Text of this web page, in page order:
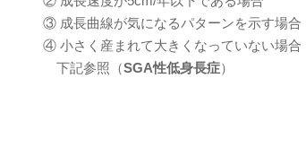
③ 成長曲線が気になるパターンを示す場合
④ 小さく産まれて大きくなっていない場合
下記参照（SGA性低身長症）